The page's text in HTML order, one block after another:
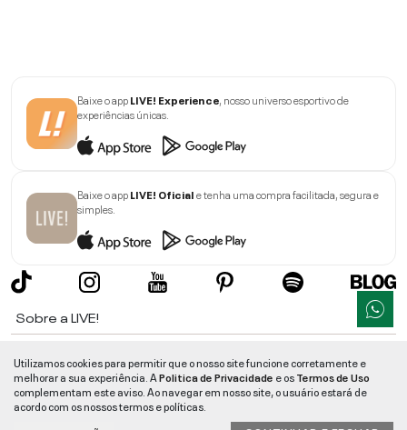
Baixe o appLIVE! Experience, nosso universo esportivo de
experiências únicas.
Baixe o appLIVE! Oficiale tenha uma compra facilitada, segura e
simples.
Sobre a LIVE!
Informações
Utilizamos cookies para permitir que o nosso site funcione corretamente e
melhorar a sua experiência. APolitica de Privacidade e osTermos de Uso
complementam este aviso. Ao navegar em nosso site, o usuário estará de
acordo com os nossos termos e políticas.